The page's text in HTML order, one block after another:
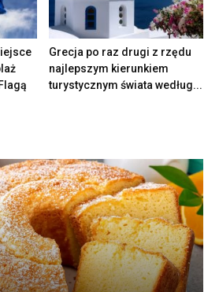
Grecja po raz drugi z rzędu
najlepszym kierunkiem
turystycznym świata według...